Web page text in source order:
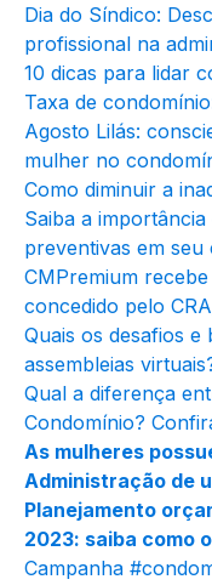
Dia do Síndico:
profissional na
10 dicas para lidar
Taxa de
Agosto Lilás:
mulher no
Como diminuir a
Saiba a
preventivas em seu
CMPremium
concedido pelo
Quais os desafios
assembleias
Qual a diferença
Condomínio?
As mulheres
Administração de
Planejamento
2023: saiba como
Campanha